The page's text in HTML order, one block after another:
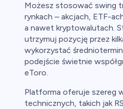
Możesz stosować swing
rynkach – akcjach, ETF-
a nawet kryptowalutach.
utrzymuj pozycję przez
wykorzystać
podejście świetnie
eToro.
Platforma oferuje szereg
technicznych, takich jak